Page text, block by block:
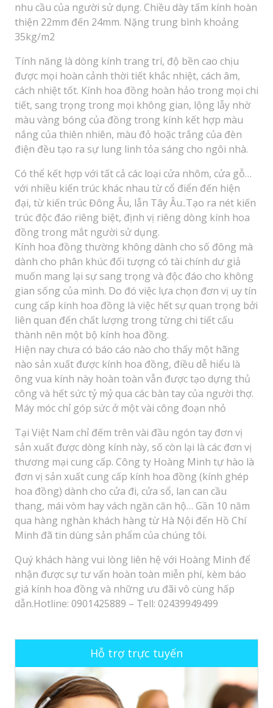
nhu cầu của người sử dụng. Chiều dày tấm kính hoàn
thiện 22mm đến 24mm. Nặng trung bình khoảng
35kg/m2
Tính năng là dòng kính trang trí, độ bền cao chịu
được mọi hoàn cảnh thời tiết khắc nhiệt, cách âm,
cách nhiệt tốt. Kính hoa đồng hoàn hảo trong mọi chi
tiết, sang trọng trong mọi không gian, lộng lẫy nhờ
màu vàng bóng của đồng trong kính kết hợp màu
nắng của thiên nhiên, màu đỏ hoặc trắng của đèn
điện đều tạo ra sự lung linh tỏa sáng cho ngôi nhà.
Có thể kết hợp với tất cả các loại cửa nhôm, cửa gỗ…
với nhiều kiến trúc khác nhau từ cổ điển đến hiện
đại, từ kiến trúc Đông Âu, lẫn Tây Âu..Tạo ra nét kiến
trúc độc đáo riêng biệt, định vị riêng dòng kính hoa
đồng trong mắt người sử dụng.
Kính hoa đồng thường không dành cho số đông mà
dành cho phân khúc đối tượng có tài chính dư giả
muốn mang lại sự sang trọng và độc đáo cho không
gian sống của mình. Do đó việc lựa chọn đơn vị uy tín
cung cấp kính hoa đồng là việc hết sự quan trọng bởi
liên quan đến chất lượng trong từng chi tiết cấu
thành nên một bộ kính hoa đồng.
Hiện nay chưa có báo cáo nào cho thấy một hãng
nào sản xuất được kính hoa đồng, điều dễ hiểu là
ông vua kính này hoàn toàn vẫn được tạo dựng thủ
công và hết sức tỷ mỷ qua các bàn tay của người thợ.
Máy móc chỉ góp sức ở một vài công đoạn nhỏ
Tại Việt Nam chỉ đếm trên vài đầu ngón tay đơn vị
sản xuất được dòng kính này, số còn lại là các đơn vị
thương mại cung cấp. Công ty Hoàng Minh tự hào là
đơn vị sản xuất cung cấp kính hoa đồng (kính ghép
hoa đồng) dành cho cửa đi, cửa sổ, lan can cầu
thang, mái vòm hay vách ngăn căn hộ… Gần 10 năm
qua hàng nghàn khách hàng từ Hà Nội đến Hồ Chí
Minh đã tin dùng sản phẩm của chúng tôi.
Quý khách hàng vui lòng liên hệ với Hoàng Minh để
nhận được sự tư vấn hoàn toàn miễn phí, kèm báo
giá kính hoa đồng và những ưu đãi vô cùng hấp
dẫn.Hotline: 0901425889 – Tell: 02439949499
Hỗ trợ trực tuyến